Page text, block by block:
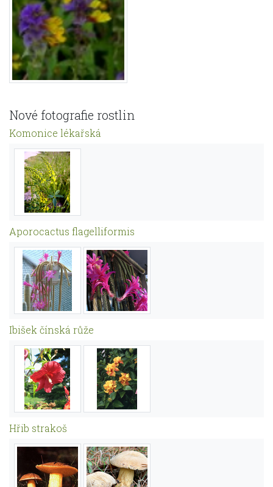
Nové fotografie rostlin
Komonice lékařská
Aporocactus flagelliformis
Ibišek čínská růže
Hřib strakoš